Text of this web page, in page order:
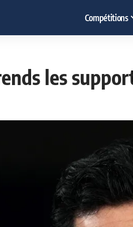
Compétitions
les